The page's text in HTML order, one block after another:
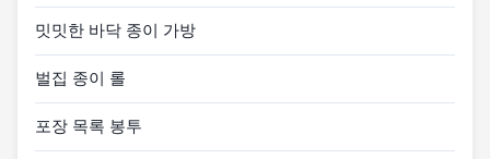
밋밋한 바닥 종이 가방
벌집 종이 롤
포장 목록 봉투